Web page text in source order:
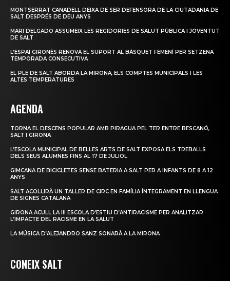
MONTSERRAT CANADELL DEIXA DE SER DEFENSORA DE LA CIUTADANIA DE
SALT DESPRÉS DE DEU ANYS
MARI DELGADO ASSUMEIX LES REGIDORIES DE SALUT PÚBLICA I JOVENTUT
DE SALT
L’ESPAI GIRONÈS RENOVA EL SUPORT AL BÀSQUET FEMENÍ PER SETZENA
TEMPORADA CONSECUTIVA
EL PLE DE SALT ABORDA LA MIRONA, ELS COMPTES MUNICIPALS I LES
ALTES TEMPERATURES
AGENDA
TORNA EL DESCENS POPULAR AMB PIRAGUA PEL TER ENTRE BESCANÓ,
SALT I GIRONA
L’ESCOLA MUNICIPAL DE BELLES ARTS DE SALT EXPOSA ELS TREBALLS
DELS SEUS ALUMNES FINS AL 17 DE JULIOL
GIMCANA DE BICICLETES SENSE BATERIA A SALT PER A INFANTS DE 8 A 12
ANYS
SALT ACOLLIRÀ UN TALLER DE CIRC EN FAMÍLIA ÍNTEGRAMENT EN LLENGUA
DE SIGNES CATALANA
GIRONA ACULL LA III ESCOLA D’ESTIU D’ANTIRACISME PER ANALITZAR
L’IMPACTE DEL RACISME EN LA SALUT
LA MÚSICA D’ALEJANDRO SANZ SONARÀ A LA MIRONA
CONEIX SALT